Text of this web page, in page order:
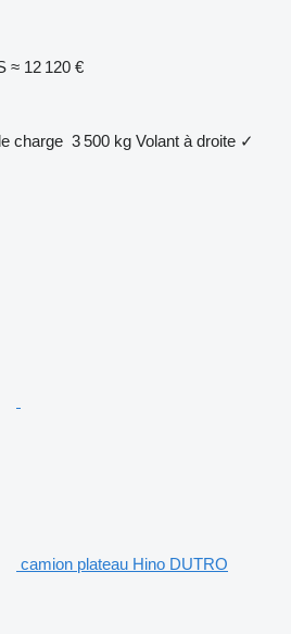
≈ 12 120 €
charge 3 500 kg Volant à droite ✓
camion plateau Hino DUTRO